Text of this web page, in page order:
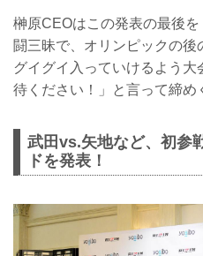
榊原CEOはこの発表の最後
闘三昧で、オリンピックの
グイグイ入っていけるよう
待ください！」と言って締め
武田vs.矢地など、初参
ドを発表！